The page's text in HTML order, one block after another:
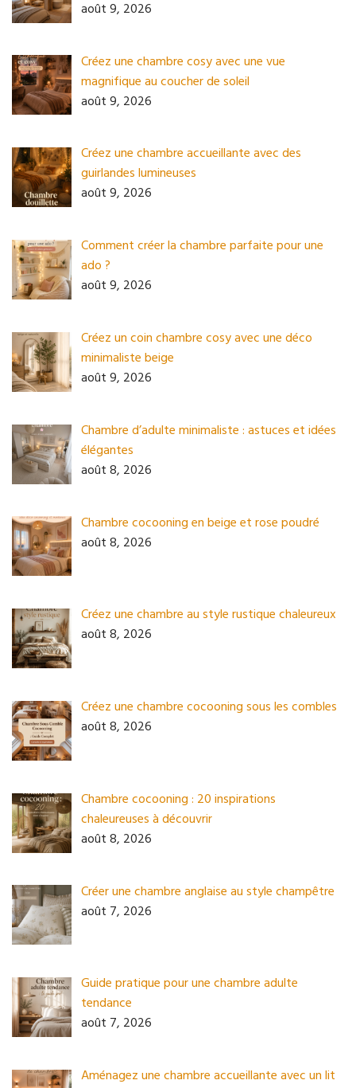
août 9, 2026
Créez une chambre cosy avec une vue
magnifique au coucher de soleil
août 9, 2026
Créez une chambre accueillante avec des
guirlandes lumineuses
août 9, 2026
Comment créer la chambre parfaite pour une
ado ?
août 9, 2026
Créez un coin chambre cosy avec une déco
minimaliste beige
août 9, 2026
Chambre d’adulte minimaliste : astuces et idées
élégantes
août 8, 2026
Chambre cocooning en beige et rose poudré
août 8, 2026
Créez une chambre au style rustique chaleureux
août 8, 2026
Créez une chambre cocooning sous les combles
août 8, 2026
Chambre cocooning : 20 inspirations
chaleureuses à découvrir
août 8, 2026
Créer une chambre anglaise au style champêtre
août 7, 2026
Guide pratique pour une chambre adulte
tendance
août 7, 2026
Aménagez une chambre accueillante avec un lit